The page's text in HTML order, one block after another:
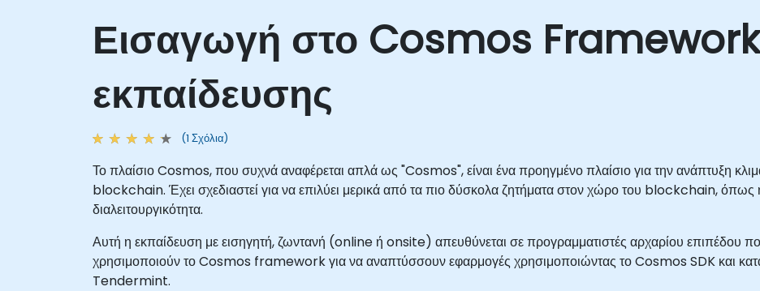
Εισαγωγή στο Cosmos
εκπαίδευσης
(1 Σχόλια)
Το πλαίσιο Cosmos, που συχνά αναφέρεται απλά ως "Cosmos", είναι ένα προηγμένο πλαίσιο για την ανάπτυξη
blockchain. Έχει σχεδιαστεί για να επιλύει μερικά από τα πιο δύσκολα ζητήματα στον χώρο του blockchain, όπως
διαλειτουργικότητα.
Αυτή η εκπαίδευση με εισηγητή, ζωντανή (online ή onsite) απευθύνεται σε προγραμματιστές αρχαρίου επιπέδου
χρησιμοποιούν το Cosmos framework για να αναπτύσσουν εφαρμογές χρησιμοποιώντας το Cosmos SDK και
Tendermint.